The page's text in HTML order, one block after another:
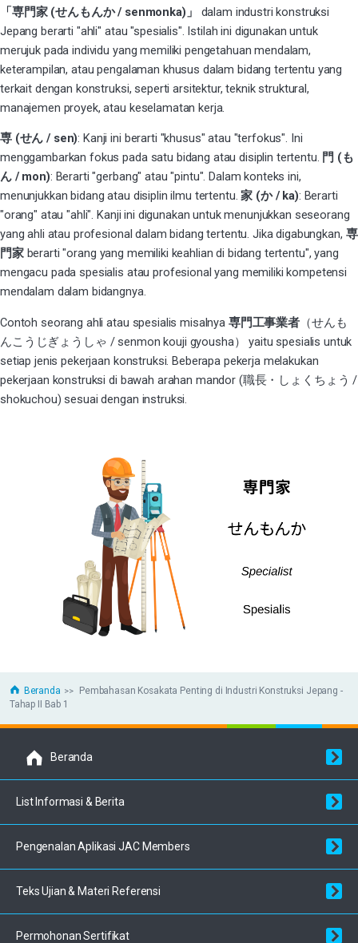
Beranda
Pembahasan Kosakata Penting di Industri Konstruksi Jepang -
Tahap II Bab 1
「専門家 (せんもんか / senmonka)」
dalam industri konstruksi
Jepang berarti "ahli" atau "spesialis". Istilah ini digunakan untuk
merujuk pada individu yang memiliki pengetahuan mendalam,
keterampilan, atau pengalaman khusus dalam bidang tertentu yang
terkait dengan konstruksi, seperti arsitektur, teknik struktural,
manajemen proyek, atau keselamatan kerja.
専 (せん / sen): Kanji ini berarti "khusus" atau "terfokus". Ini
menggambarkan fokus pada satu bidang atau disiplin tertentu. 門 (も
ん / mon): Berarti "gerbang" atau "pintu". Dalam konteks ini,
menunjukkan bidang atau disiplin ilmu tertentu.家 (か / ka): Berarti
"orang" atau "ahli". Kanji ini digunakan untuk menunjukkan seseorang
yang ahli atau profesional dalam bidang tertentu. Jika digabungkan, 専
門家 berarti "orang yang memiliki keahlian di bidang tertentu", yang
mengacu pada spesialis atau profesional yang memiliki kompetensi
mendalam dalam bidangnya.
Contoh seorang ahli atau spesialis misalnya 専門工事業者 （せんも
んこうじぎょうしゃ / senmon kouji gyousha） yaitu spesialis untuk
setiap jenis pekerjaan konstruksi. Beberapa pekerja melakukan
pekerjaan konstruksi di bawah arahan mandor (職長・しょくちょう /
shokuchou) sesuai dengan instruksi.
Beranda
List Informasi & Berita
Pengenalan Aplikasi JAC Members
Teks Ujian & Materi Referensi
Permohonan Sertifikat